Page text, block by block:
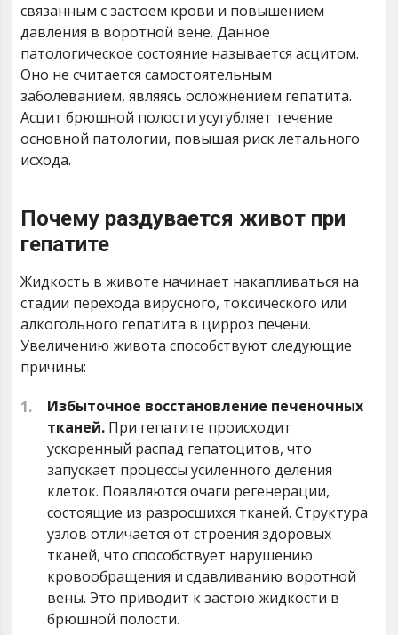
связанным с застоем крови и повышением
давления в воротной вене. Данное
патологическое состояние называется асцитом.
Оно не считается самостоятельным
заболеванием, являясь осложнением гепатита.
Асцит брюшной полости усугубляет течение
основной патологии, повышая риск летального
исхода.
Почему раздувается живот при
гепатите
Жидкость в животе начинает накапливаться на
стадии перехода вирусного, токсического или
алкогольного гепатита в цирроз печени.
Увеличению живота способствуют следующие
причины:
Избыточное восстановление печеночных
тканей. При гепатите происходит
ускоренный распад гепатоцитов, что
запускает процессы усиленного деления
клеток. Появляются очаги регенерации,
состоящие из разросшихся тканей. Структура
узлов отличается от строения здоровых
тканей, что способствует нарушению
кровообращения и сдавливанию воротной
вены. Это приводит к застою жидкости в
брюшной полости.